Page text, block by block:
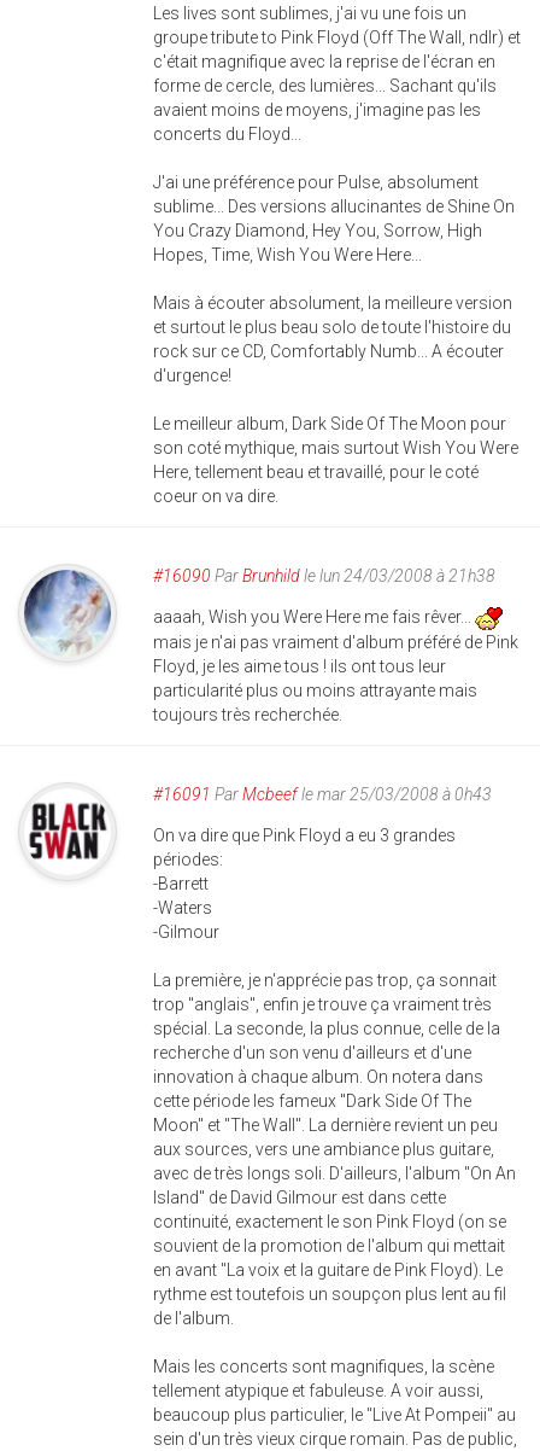
Les lives sont sublimes, j'ai vu une fois un
groupe tribute to Pink Floyd (Off The Wall, ndlr) et
c'était magnifique avec la reprise de l'écran en
forme de cercle, des lumières... Sachant qu'ils
avaient moins de moyens, j'imagine pas les
concerts du Floyd...
J'ai une préférence pour Pulse, absolument
sublime... Des versions allucinantes de Shine On
You Crazy Diamond, Hey You, Sorrow, High
Hopes, Time, Wish You Were Here...
Mais à écouter absolument, la meilleure version
et surtout le plus beau solo de toute l'histoire du
rock sur ce CD, Comfortably Numb... A écouter
d'urgence!
Le meilleur album, Dark Side Of The Moon pour
son coté mythique, mais surtout Wish You Were
Here, tellement beau et travaillé, pour le coté
coeur on va dire.
#16090 ParBrunhildle lun 24/03/2008 à 21h38
aaaah, Wish you Were Here me fais rêver...
mais je n'ai pas vraiment d'album préféré de Pink
Floyd, je les aime tous ! ils ont tous leur
particularité plus ou moins attrayante mais
toujours très recherchée.
#16091 ParMcbeefle mar 25/03/2008 à 0h43
On va dire que Pink Floyd a eu 3 grandes
périodes:
-Barrett
-Waters
-Gilmour
La première, je n'apprécie pas trop, ça sonnait
trop "anglais", enfin je trouve ça vraiment très
spécial. La seconde, la plus connue, celle de la
recherche d'un son venu d'ailleurs et d'une
innovation à chaque album. On notera dans
cette période les fameux "Dark Side Of The
Moon" et "The Wall". La dernière revient un peu
aux sources, vers une ambiance plus guitare,
avec de très longs soli. D'ailleurs, l'album "On An
Island" de David Gilmour est dans cette
continuité, exactement le son Pink Floyd (on se
souvient de la promotion de l'album qui mettait
en avant "La voix et la guitare de Pink Floyd). Le
rythme est toutefois un soupçon plus lent au fil
de l'album.
Mais les concerts sont magnifiques, la scène
tellement atypique et fabuleuse. A voir aussi,
beaucoup plus particulier, le "Live At Pompeii" au
sein d'un très vieux cirque romain. Pas de public,